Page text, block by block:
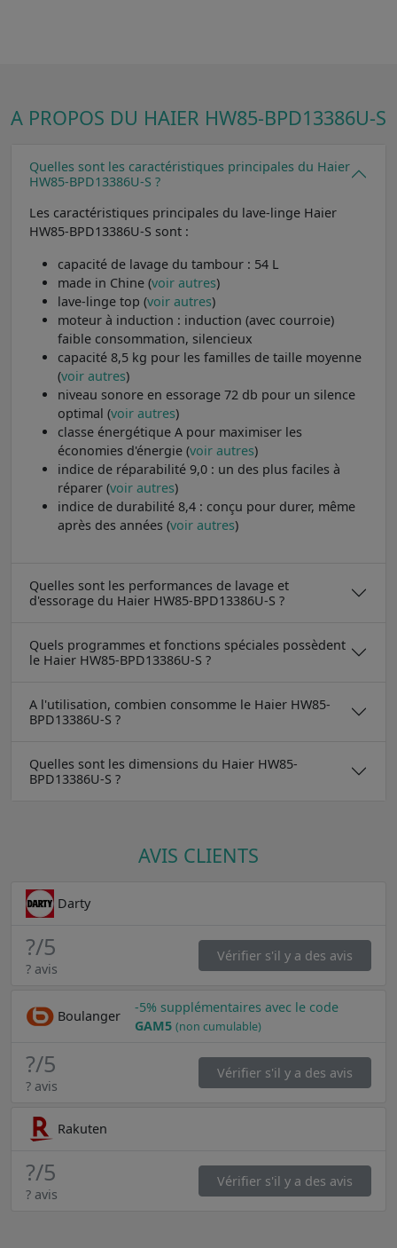
A PROPOS DU HAIER HW85-BPD13386U-S
Quelles sont les caractéristiques principales du Haier
HW85-BPD13386U-S ?
Les caractéristiques principales du lave-linge Haier
HW85-BPD13386U-S sont :
capacité de lavage du tambour : 54 L
made in Chine (voir autres)
lave-linge top (voir autres)
moteur à induction : induction (avec courroie)
faible consommation, silencieux
capacité 8,5 kg pour les familles de taille moyenne
(voir autres)
niveau sonore en essorage 72 db pour un silence
optimal (voir autres)
classe énergétique A pour maximiser les
économies d'énergie (voir autres)
indice de réparabilité 9,0 : un des plus faciles à
réparer (voir autres)
indice de durabilité 8,4 : conçu pour durer, même
après des années (voir autres)
Quelles sont les performances de lavage et
d'essorage du Haier HW85-BPD13386U-S ?
Quels programmes et fonctions spéciales possèdent
le Haier HW85-BPD13386U-S ?
A l'utilisation, combien consomme le Haier HW85-
BPD13386U-S ?
Quelles sont les dimensions du Haier HW85-
BPD13386U-S ?
AVIS CLIENTS
Darty
?/5
? avis
Vérifier s'il y a des avis
Boulanger
-5% supplémentaires avec le code
GAM5 (non cumulable)
?/5
? avis
Vérifier s'il y a des avis
Rakuten
?/5
? avis
Vérifier s'il y a des avis